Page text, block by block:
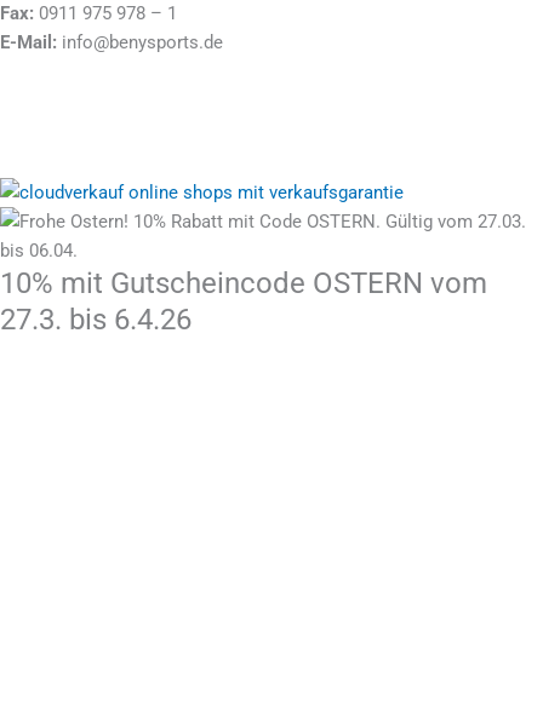
Fax: 0911 975 978 – 1
E-Mail: info@benysports.de
10% mit Gutscheincode OSTERN vom
27.3. bis 6.4.26